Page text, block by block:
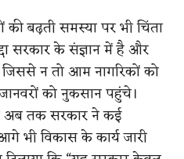
की बढ़ती समस्या पर भी चिंता
सरकार के संज्ञान में है और
जिससे न तो आम नागरिकों को
को नुकसान पहुंचे।
अब तक सरकार ने कई
भी विकास के कार्य जारी